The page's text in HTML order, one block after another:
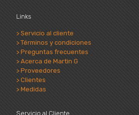
Links
> Servicio al cliente
> Términos y condiciones
> Preguntas frecuentes
> Acerca de Martin G
> Proveedores
> Clientes
> Medidas
Servicio al Cliente